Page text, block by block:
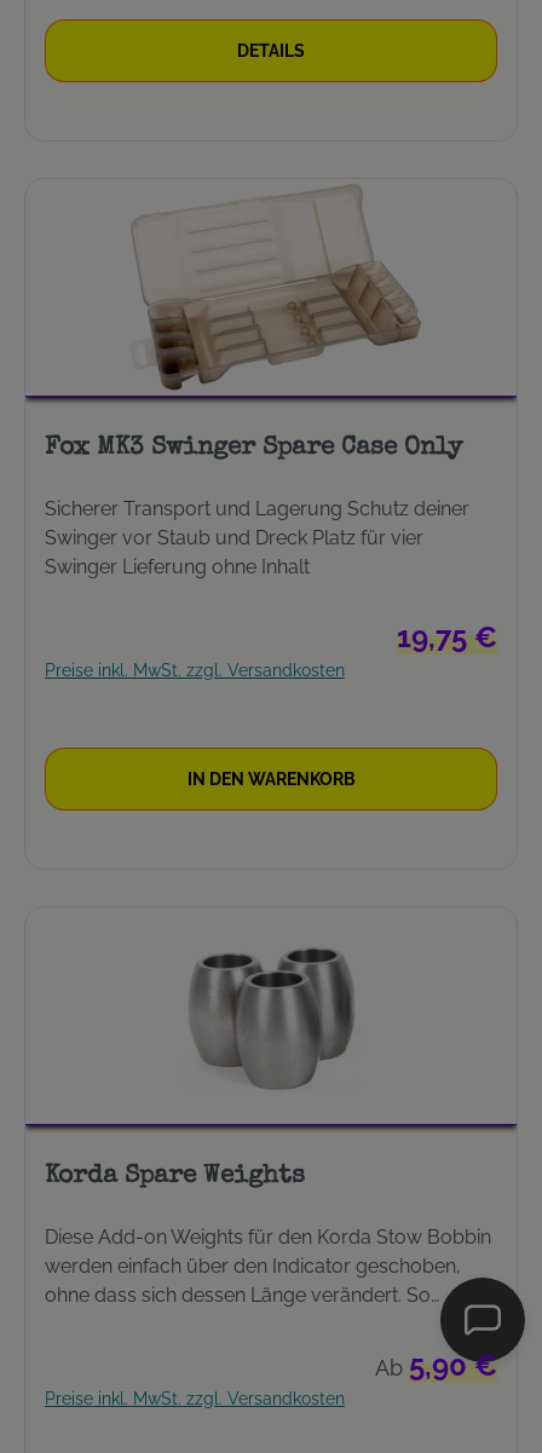
DETAILS
Fox MK3 Swinger Spare Case Only
Sicherer Transport und Lagerung Schutz deiner
Swinger vor Staub und Dreck Platz für vier
Swinger Lieferung ohne Inhalt
Regulärer
19,75 €
Preise inkl. MwSt. zzgl. Versandkosten
IN DEN WARENKORB
Korda Spare Weights
Diese Add-on Weights für den Korda Stow Bobbin
werden einfach über den Indicator geschoben,
ohne dass sich dessen Länge verändert. So
können Sie den Bobbin ganz an Ihre Bedürfnisse
Regulärer Preis:
Ab 5,90 €
Preise inkl. MwSt. zzgl. Versandkosten